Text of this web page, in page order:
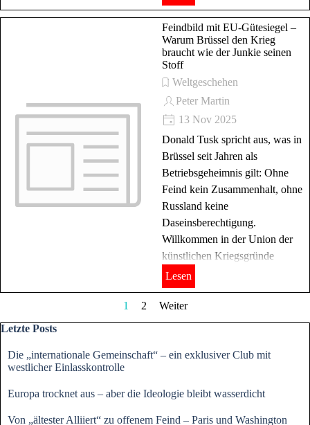
Feindbild mit EU-Gütesiegel –
Warum Brüssel den Krieg
braucht wie der Junkie seinen
Stoff
Weltgeschehen
Peter Martin
13 Nov 2025
Donald Tusk spricht aus, was in
Brüssel seit Jahren als
Betriebsgeheimnis gilt: Ohne
Feind kein Zusammenhalt, ohne
Russland keine
Daseinsberechtigung.
Willkommen in der Union der
künstlichen Kriegsgründe
Lesen
Aktuelle Seite:
1 Gehen Sie zu Seite:
2
Weiter
Block überspringen Letzte Posts
Letzte Posts
Die „internationale Gemeinschaft“ – ein exklusiver Club mit
westlicher Einlasskontrolle
Europa trocknet aus – aber die Ideologie bleibt wasserdicht
Von „ältester Alliiert“ zu offenem Feind – Paris und Washington